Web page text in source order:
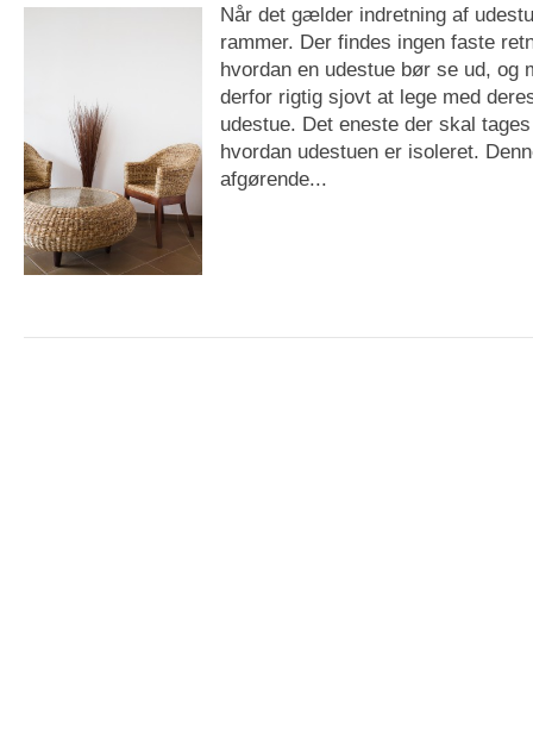
Når det gælder indretning af
rammer. Der findes ingen faste
hvordan en udestue bør se ud, og
derfor rigtig sjovt at lege med
udestue. Det eneste der skal
hvordan udestuen er isoleret.
afgørende...